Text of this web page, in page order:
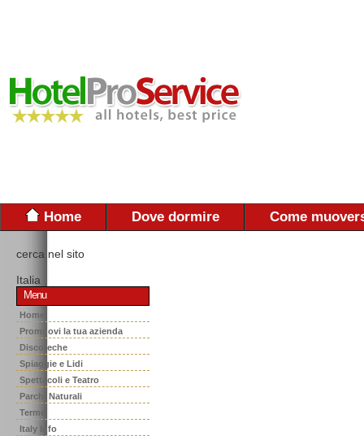
Home Dove dormire Come
cerca nel sito
Italia
Menu
Home
Promuovi la tua azienda
Discoteche
Spiaggie e Lidi
Spettacoli e Teatro
Parchi Naturali
Terme
Italy Info